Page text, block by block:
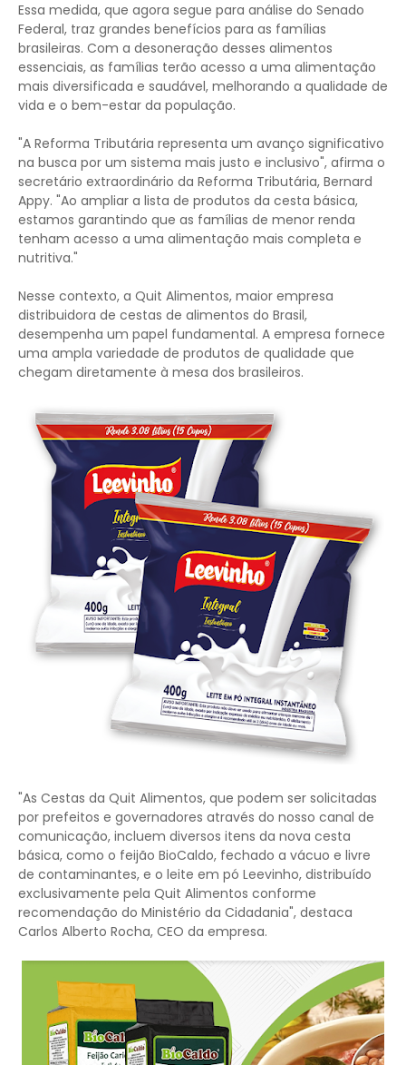
Essa medida, que agora segue para análise do Senado
Federal, traz grandes benefícios para as famílias
brasileiras. Com a desoneração desses alimentos
essenciais, as famílias terão acesso a uma alimentação
mais diversificada e saudável, melhorando a qualidade de
vida e o bem-estar da população.
"A Reforma Tributária representa um avanço significativo
na busca por um sistema mais justo e inclusivo", afirma o
secretário extraordinário da Reforma Tributária, Bernard
Appy. "Ao ampliar a lista de produtos da cesta básica,
estamos garantindo que as famílias de menor renda
tenham acesso a uma alimentação mais completa e
nutritiva."
Nesse contexto, a Quit Alimentos, maior empresa
distribuidora de cestas de alimentos do Brasil,
desempenha um papel fundamental. A empresa fornece
uma ampla variedade de produtos de qualidade que
chegam diretamente à mesa dos brasileiros.
"As Cestas da Quit Alimentos, que podem ser solicitadas
por prefeitos e governadores através do nosso canal de
comunicação, incluem diversos itens da nova cesta
básica, como o feijão BioCaldo, fechado a vácuo e livre
de contaminantes, e o leite em pó Leevinho, distribuído
exclusivamente pela Quit Alimentos conforme
recomendação do Ministério da Cidadania", destaca
Carlos Alberto Rocha, CEO da empresa.